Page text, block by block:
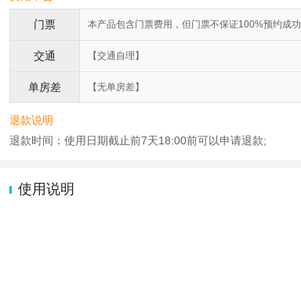
门票 本产品包含门票费用，但门票不保证100%预约成功
交通 【交通自理】
单房差 【无单房差】
退款说明
退款时间：使用日期截止前7天18:00前可以申请退款;
使用说明